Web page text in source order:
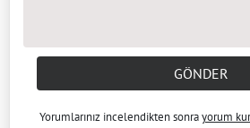
GÖNDER
Yorumlarınız incelendikten sonrayorum